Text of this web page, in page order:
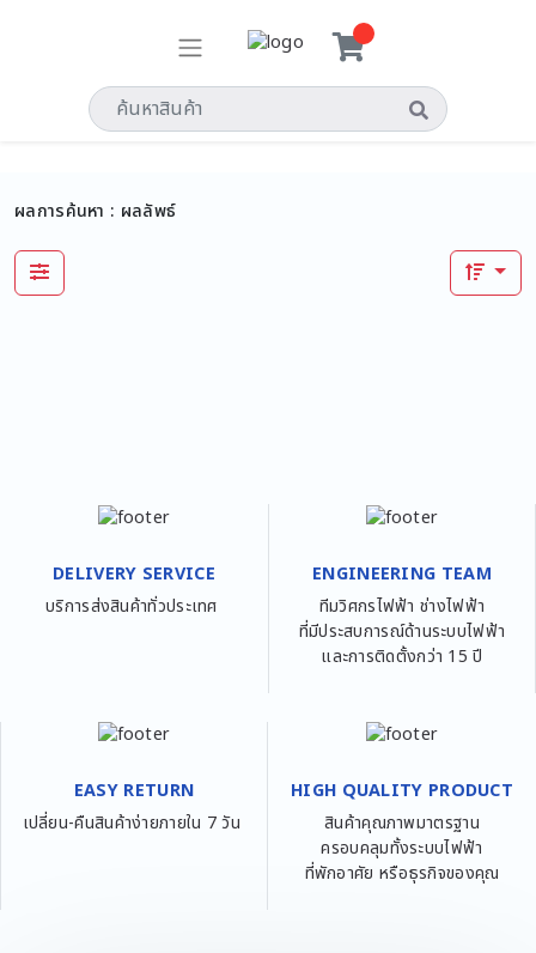
ผลการค้นหา : ผลลัพธ์
DELIVERY SERVICE
บริการส่งสินค้าทั่วประเทศ
ENGINEERING TEAM
ทีมวิศกรไฟฟ้า ช่างไฟฟ้า
ที่มีประสบการณ์ด้านระบบไฟฟ้า
และการติดตั้งกว่า 15 ปี
EASY RETURN
เปลี่ยน-คืนสินค้าง่ายภายใน 7 วัน
HIGH QUALITY PRODUCT
สินค้าคุณภาพมาตรฐาน
ครอบคลุมทั้งระบบไฟฟ้า
ที่พักอาศัย หรือธุรกิจของคุณ